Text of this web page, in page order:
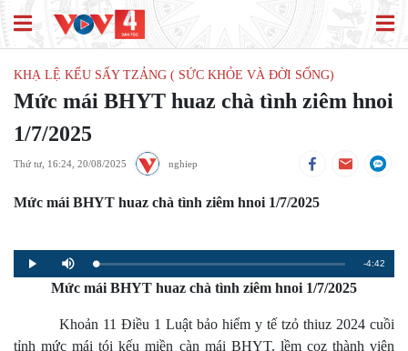
KHẠ LỆ KẾU SẤY TZẢNG ( SỨC KHỎE VÀ ĐỜI SỐNG)
Mức mái BHYT huaz chà tình ziêm hnoi
1/7/2025
Thứ tư, 16:24, 20/08/2025 nghiep
Mức mái BHYT huaz chà tình ziêm hnoi 1/7/2025
Play Mute Loaded:
0%
Progress:
0%
Remaining
-4:42
Mức mái BHYT huaz chà tình ziêm hnoi 1/7/2025
Khoản 11 Điều 1 Luật bảo hiểm y tế tzỏ thiuz 2024 cuồi
tỉnh mức mái tói kếu miền càn mái BHYT, lềm coz thành viên